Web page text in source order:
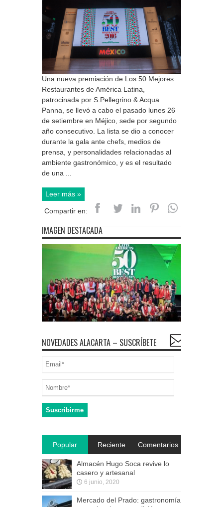
Una nueva premiación de Los 50 Mejores
Restaurantes de América Latina,
patrocinada por S.Pellegrino & Acqua
Panna, se llevó a cabo el pasado lunes 26
de setiembre en Méjico, sede por segundo
año consecutivo. La lista se dio a conocer
durante la gala ante chefs, medios de
prensa, y personalidades relacionadas al
ambiente gastronómico, y es el resultado
de una ...
Leer más »
Compartir en:
IMAGEN DESTACADA
NOVEDADES ALACARTA – SUSCRÍBETE
Popular Reciente Comentarios
Almacén Hugo Soca revive lo
casero y artesanal
6 junio, 2020
Mercado del Prado: gastronomía